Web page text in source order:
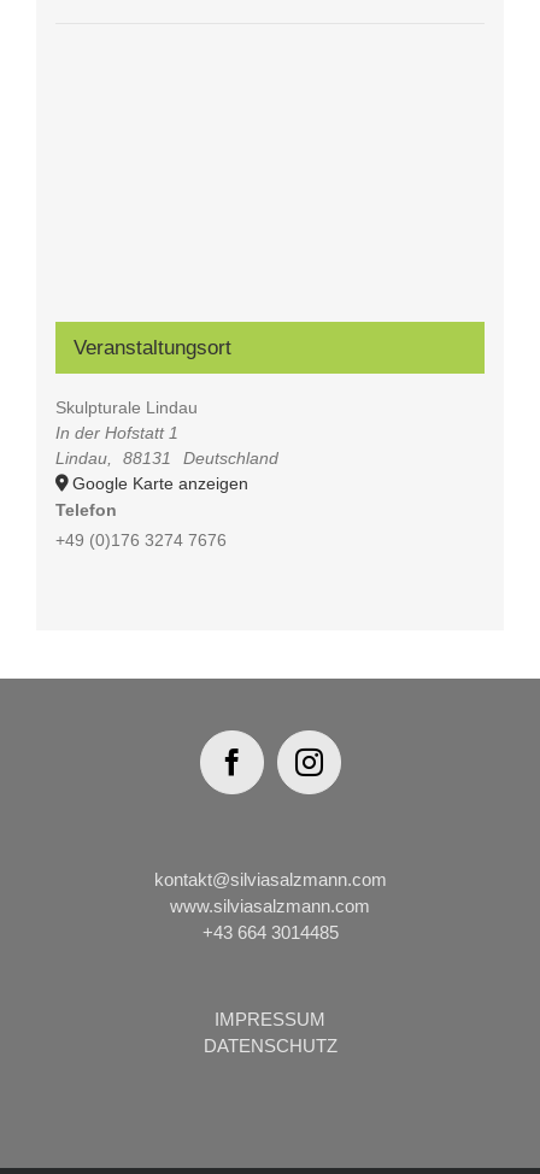
Veranstaltungsort
Skulpturale Lindau
In der Hofstatt 1
Lindau, 88131
Deutschland
Google Karte anzeigen
Telefon
+49 (0)176 3274 7676
kontakt@silviasalzmann.com
www.silviasalzmann.com
+43 664 3014485
IMPRESSUM
DATENSCHUTZ